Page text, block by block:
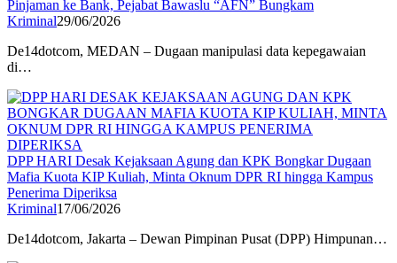
Pinjaman ke Bank, Pejabat Bawaslu “AFN” Bungkam
Kriminal29/06/2026
De14dotcom, MEDAN – Dugaan manipulasi data kepegawaian
di…
DPP HARI Desak Kejaksaan Agung dan KPK Bongkar Dugaan
Mafia Kuota KIP Kuliah, Minta Oknum DPR RI hingga Kampus
Penerima Diperiksa
Kriminal17/06/2026
De14dotcom, Jakarta – Dewan Pimpinan Pusat (DPP) Himpunan…